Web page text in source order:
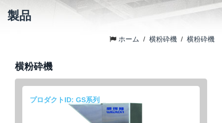
製品
ホーム / 横粉砕機 / 横粉砕機
横粉砕機
プロダクトID: GS系列